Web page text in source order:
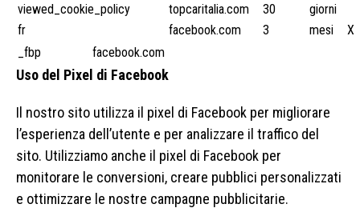
viewed_cookie_policy
topcaritalia.com 30
giorni
fr
facebook.com 3 mesi
X
_fbp
facebook.com
Uso del Pixel di Facebook
Il nostro sito utilizza il pixel di Facebook per migliorare
l’esperienza dell’utente e per analizzare il traffico del
sito. Utilizziamo anche il pixel di Facebook per
monitorare le conversioni, creare pubblici personalizzati
e ottimizzare le nostre campagne pubblicitarie.